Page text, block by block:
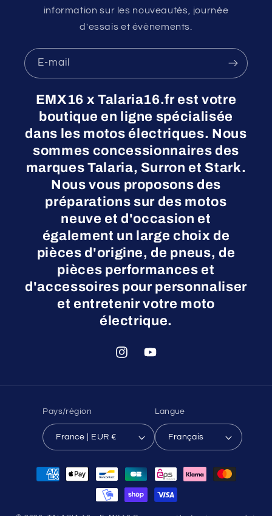
information sur les nouveautés, journée
d'essais et évènements.
E-mail
EMX16 x Talaria16.fr est votre
boutique en ligne spécialisée
dans les motos électriques. Nous
sommes concessionnaires des
marques Talaria, Surron et Stark.
Nous vous proposons des
préparations sur des motos
neuve et d'occasion et
également un large choix de
pièces d'origine, de pneus, de
pièces performances et
d'accessoires pour personnaliser
et entretenir votre moto
électrique.
InstagramYouTube
Pays/région
France | EUR €
Langue
Français
Moyens